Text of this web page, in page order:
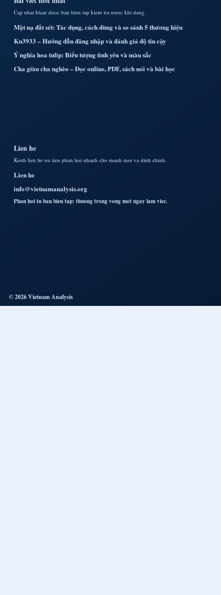
Cap nhat khan duoc ban bien tap kiem tra truoc khi dang.
Mặt nạ đất sét: Tác dụng, cách dùng và so sánh 5 thương hiệu
Ku3933 – Hướng dẫn đăng nhập và đánh giá độ tin cậy
Ý nghĩa hoa tulip: Biểu tượng tình yêu và màu sắc
Cha giàu cha nghèo – Đọc online, PDF, sách nói và bài học
Lien he
Kenh lien he uu tien phan hoi nhanh cho manh moi va dinh chinh.
Lien he
info@vietnamanalysis.org
Phan hoi tu ban bien tap: thuong trong vong mot ngay lam viec.
© 2026 Vietnam Analysis